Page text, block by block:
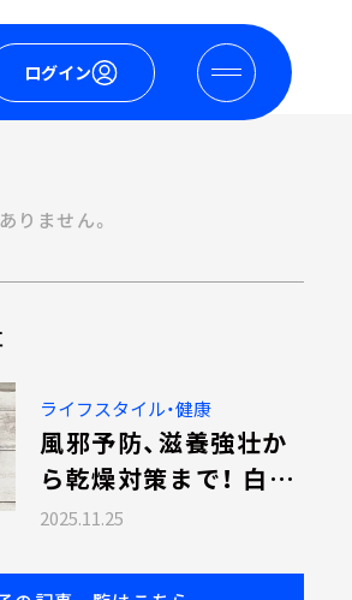
ログイン
りません。
ライフスタイル・健康
風邪予防、滋養強壮か
ら乾燥対策まで！ 白
菜・ブロッコリー・長芋
う！
2025.11.25